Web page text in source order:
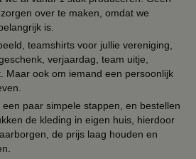
over te maken, omdat we
is.
teamshirts voor jullie vereniging,
verjaardag, team uitje,
Maar ook om iemand een persoonlijk
paar simpele stappen, en bestellen
de kleding in eigen huis, hierdoor
de prijs laag houden en